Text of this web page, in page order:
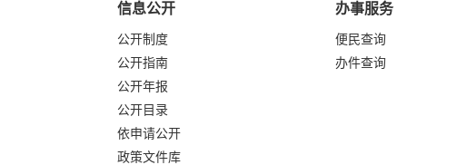
信息公开
公开制度
公开指南
公开年报
公开目录
依申请公开
政策文件库
办事服务
便民查询
办件查询